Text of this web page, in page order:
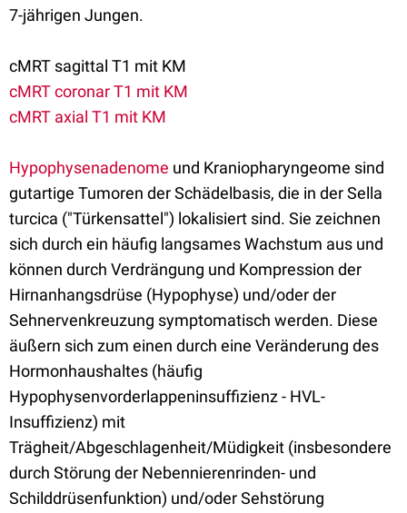
7-jährigen Jungen.
cMRT sagittal T1 mit KM
cMRT coronar T1 mit KM
cMRT axial T1 mit KM
Hypophysenadenome und Kraniopharyngeome sind
gutartige Tumoren der Schädelbasis, die in der Sella
turcica ("Türkensattel") lokalisiert sind. Sie zeichnen
sich durch ein häufig langsames Wachstum aus und
können durch Verdrängung und Kompression der
Hirnanhangsdrüse (Hypophyse) und/oder der
Sehnervenkreuzung symptomatisch werden. Diese
äußern sich zum einen durch eine Veränderung des
Hormonhaushaltes (häufig
Hypophysenvorderlappeninsuffizienz - HVL-
Insuffizienz) mit
Trägheit/Abgeschlagenheit/Müdigkeit (insbesondere
durch Störung der Nebennierenrinden- und
Schilddrüsenfunktion) und/oder Sehstörung